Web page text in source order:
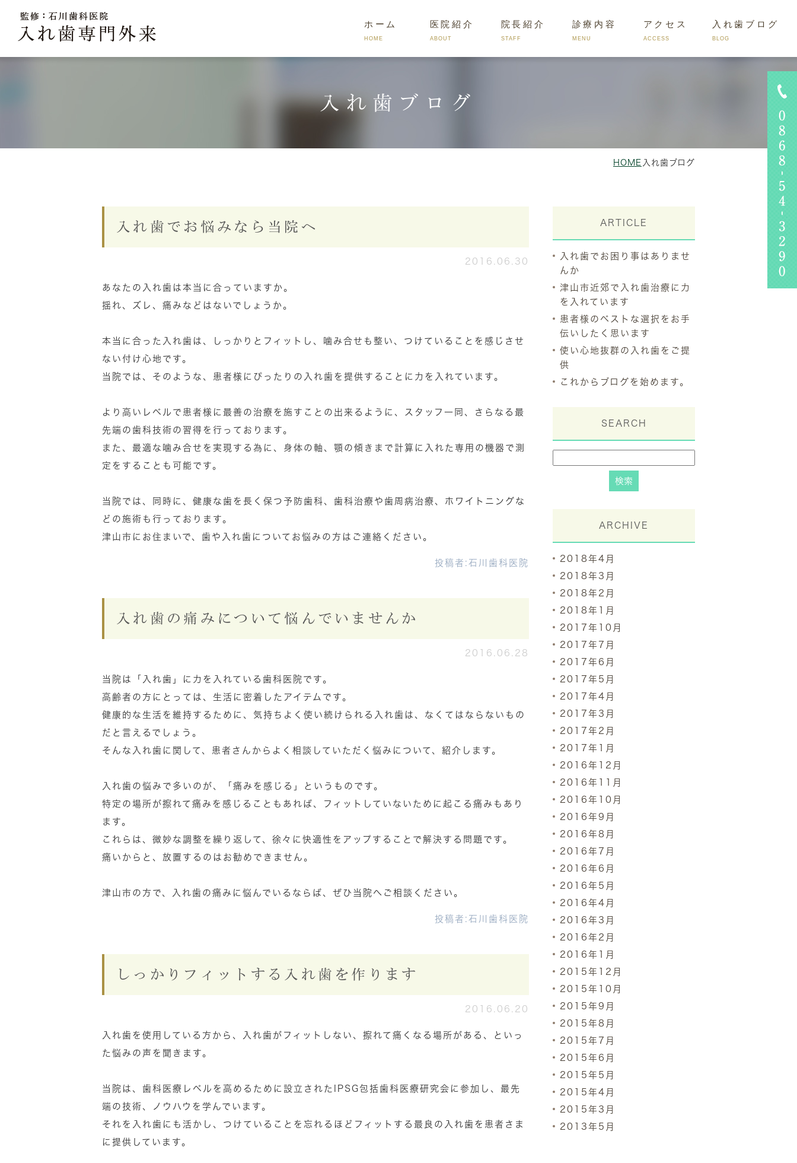
ホーム
HOME
医院紹介
ABOUT
院長紹介
STAFF
診療内容
MENU
入れ歯の種類 入れ歯治療の流れ
アクセス
ACCESS
入れ歯ブログ
BLOG
入れ歯ブログ
HOME 入れ歯ブログ
入れ歯でお悩みなら当院へ
2016.06.30
あなたの入れ歯は本当に合っていますか。
揺れ、ズレ、痛みなどはないでしょうか。
本当に合った入れ歯は、しっかりとフィットし、噛み合せも整い、つけていることを感じさせ
ない付け心地です。
当院では、そのような、患者様にぴったりの入れ歯を提供することに力を入れています。
より高いレベルで患者様に最善の治療を施すことの出来るように、スタッフ一同、さらなる最
先端の歯科技術の習得を行っております。
また、最適な噛み合せを実現する為に、身体の軸、顎の傾きまで計算に入れた専用の機器で測
定をすることも可能です。
当院では、同時に、健康な歯を長く保つ予防歯科、歯科治療や歯周病治療、ホワイトニングな
どの施術も行っております。
津山市にお住まいで、歯や入れ歯についてお悩みの方はご連絡ください。
投稿者: 石川歯科医院
入れ歯の痛みについて悩んでいませんか
2016.06.28
当院は「入れ歯」に力を入れている歯科医院です。
高齢者の方にとっては、生活に密着したアイテムです。
健康的な生活を維持するために、気持ちよく使い続けられる入れ歯は、なくてはならないもの
だと言えるでしょう。
そんな入れ歯に関して、患者さんからよく相談していただく悩みについて、紹介します。
入れ歯の悩みで多いのが、「痛みを感じる」というものです。
特定の場所が擦れて痛みを感じることもあれば、フィットしていないために起こる痛みもあり
ます。
これらは、微妙な調整を繰り返して、徐々に快適性をアップすることで解決する問題です。
痛いからと、放置するのはお勧めできません。
津山市の方で、入れ歯の痛みに悩んでいるならば、ぜひ当院へご相談ください。
投稿者: 石川歯科医院
しっかりフィットする入れ歯を作ります
2016.06.20
入れ歯を使用している方から、入れ歯がフィットしない、擦れて痛くなる場所がある、といっ
た悩みの声を聞きます。
当院は、歯科医療レベルを高めるために設立されたIPSG包括歯科医療研究会に参加し、最先
端の技術、ノウハウを学んでいます。
それを入れ歯にも活かし、つけていることを忘れるほどフィットする最良の入れ歯を患者さま
に提供しています。
ARTICLE
入れ歯でお困り事はありませ
んか
津山市近郊で入れ歯治療に力
を入れています
患者様のベストな選択をお手
伝いしたく思います
使い心地抜群の入れ歯をご提
供
これからブログを始めます。
SEARCH
ARCHIVE
2018年4月
2018年3月
2018年2月
2018年1月
2017年10月
2017年7月
2017年6月
2017年5月
2017年4月
2017年3月
2017年2月
2017年1月
2016年12月
2016年11月
2016年10月
2016年9月
2016年8月
2016年7月
2016年6月
2016年5月
2016年4月
2016年3月
2016年2月
2016年1月
2015年12月
2015年10月
2015年9月
2015年8月
2015年7月
2015年6月
2015年5月
2015年4月
2015年3月
2013年5月